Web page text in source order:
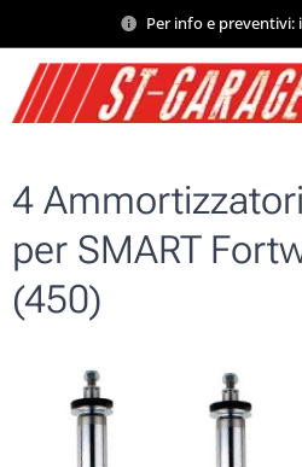
Per info e preventivi:
4
per SMART
(450)